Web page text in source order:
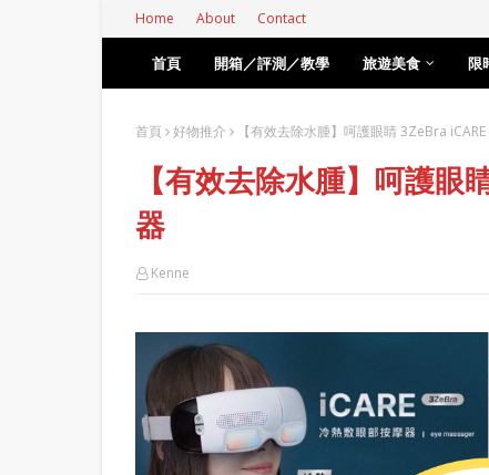
Home About Contact
首頁 開箱／評測／教學 旅遊美食 限
首頁 好物推介 【有效去除水腫】呵護眼睛 3ZeBra
【有效去除水腫】呵護
器
Kenne